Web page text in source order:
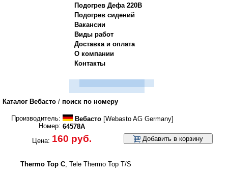
Подогрев Дефа 220В
Подогрев сидений
Вакансии
Виды работ
Доставка и оплата
О компании
Контакты
Каталог Вебасто / поиск по номеру
Производитель:
Номер:
Вебасто [Webasto AG Germany]
64578A
Цена: 160 руб. Добавить в корзину
Thermo Top C, Tele Thermo Top T/S